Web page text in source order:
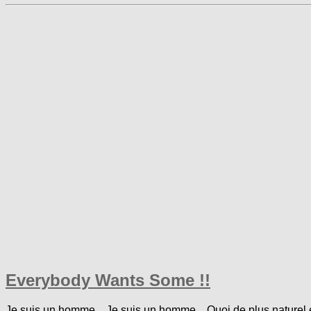
Everybody Wants Some !!